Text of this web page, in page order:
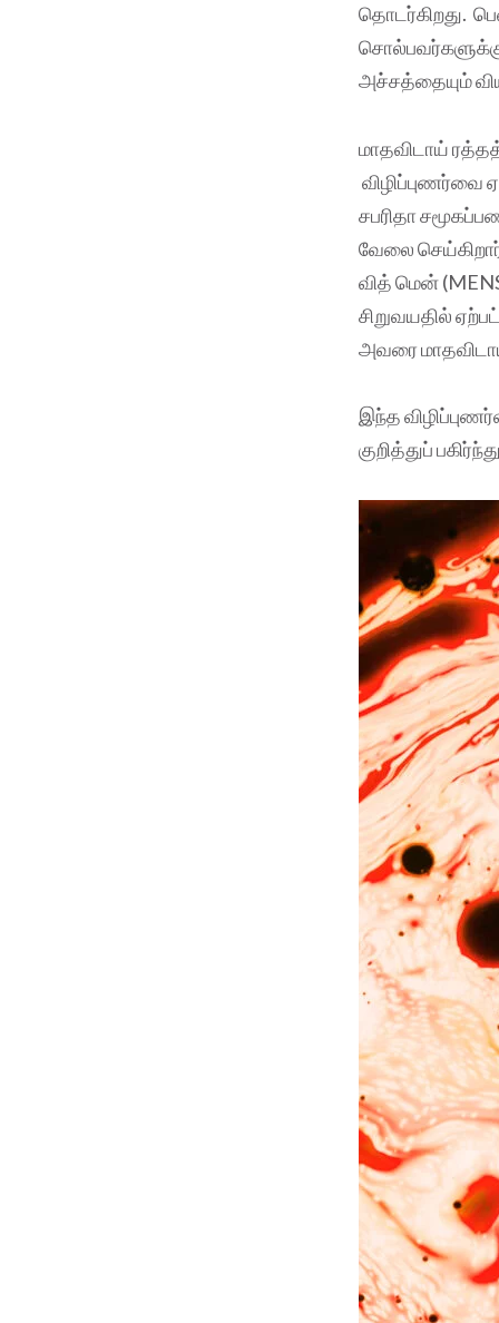
தொடர்கிறது.
அச்சத்தையும்
மாதவிடாய்
விழிப்புணர்வை
சபரிதா
வேலை
வித் மென்
சிறுவயதில்
அவரை
இந்த
குறித்துப்